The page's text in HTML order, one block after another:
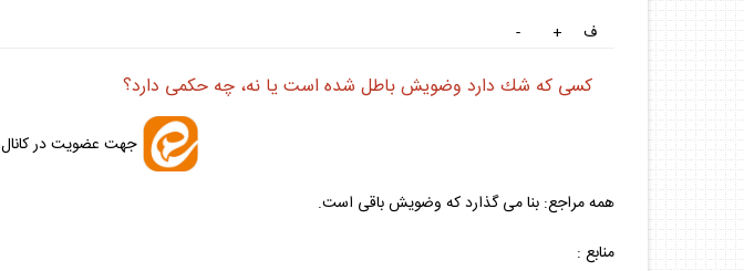
ف
+
-
كسى كه شك دارد وضويش باطل شده است يا نه، چه حكمى دارد؟
جهت عضويت در كانال
همه مراجع: بنا مى‏ گذارد كه وضويش باقى است.
منابع :